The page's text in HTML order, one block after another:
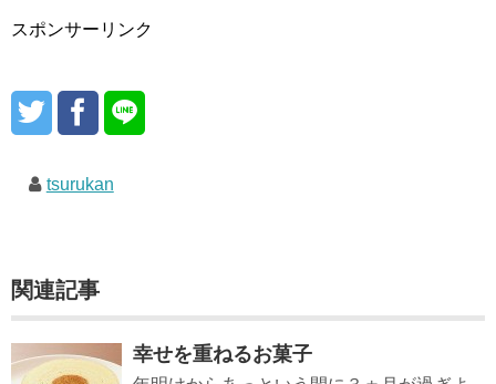
スポンサーリンク
tsurukan
関連記事
幸せを重ねるお菓子